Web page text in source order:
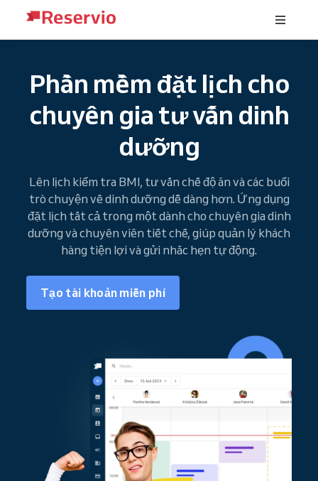
Phần mềm đặt lịch cho
chuyên gia tư vấn dinh
dưỡng
Lên lịch kiểm tra BMI, tư vấn chế độ ăn và các buổi
trò chuyện về dinh dưỡng dễ dàng hơn. Ứng dụng
đặt lịch tất cả trong một dành cho chuyên gia dinh
dưỡng và chuyên viên tiết chế, giúp quản lý khách
hàng tiện lợi và gửi nhắc hẹn tự động.
Tạo tài khoản miễn phí